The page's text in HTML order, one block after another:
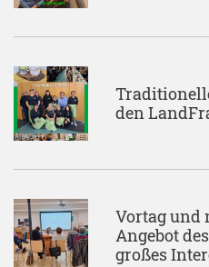
den
Vortag und
Angebot
großes